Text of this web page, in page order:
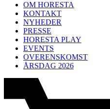
OM HORESTA
KONTAKT
NYHEDER
PRESSE
HORESTA PLAY
EVENTS
OVERENSKOMST
ÅRSDAG 2026